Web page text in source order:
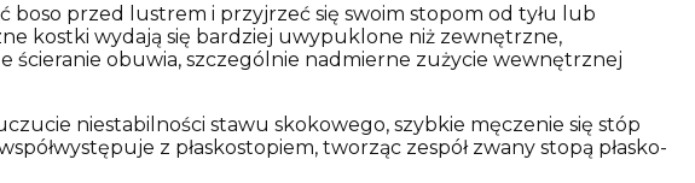
boso przed lustrem i przyjrzeć się swoim stopom od tyłu lub
kostki wydają się bardziej uwypuklone niż zewnętrzne,
ścieranie obuwia, szczególnie nadmierne zużycie wewnętrznej
niestabilności stawu skokowego, szybkie męczenie się stóp
z płaskostopiem, tworząc zespół zwany stopą płasko-